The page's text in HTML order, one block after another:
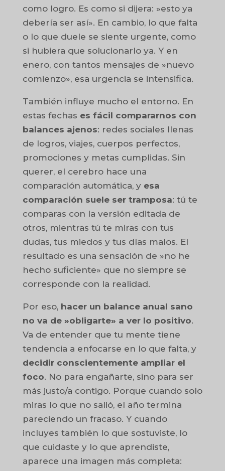
como logro. Es como si dijera: »esto ya
debería ser así». En cambio, lo que falta
o lo que duele se siente urgente, como
si hubiera que solucionarlo ya. Y en
enero, con tantos mensajes de »nuevo
comienzo», esa urgencia se intensifica.
También influye mucho el entorno. En
estas fechas es fácil compararnos con
balances ajenos: redes sociales llenas
de logros, viajes, cuerpos perfectos,
promociones y metas cumplidas. Sin
querer, el cerebro hace una
comparación automática, y esa
comparación suele ser tramposa: tú te
comparas con la versión editada de
otros, mientras tú te miras con tus
dudas, tus miedos y tus días malos. El
resultado es una sensación de »no he
hecho suficiente» que no siempre se
corresponde con la realidad.
Por eso, hacer un balance anual sano
no va de »obligarte» a ver lo positivo.
Va de entender que tu mente tiene
tendencia a enfocarse en lo que falta, y
decidir conscientemente ampliar el
foco. No para engañarte, sino para ser
más justo/a contigo. Porque cuando solo
miras lo que no salió, el año termina
pareciendo un fracaso. Y cuando
incluyes también lo que sostuviste, lo
que cuidaste y lo que aprendiste,
aparece una imagen más completa: